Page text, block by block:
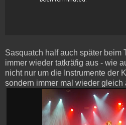
Sasquatch half auch später beim
immer wieder tatkräfig aus - wie
nicht nur um die Instrumente der
sondern immer mal wieder gleich